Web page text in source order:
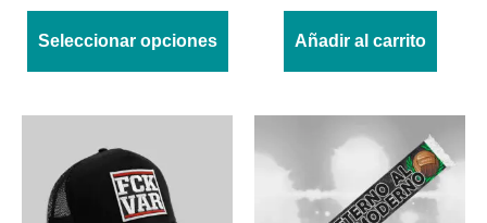
Seleccionar opciones Añadir al carrito